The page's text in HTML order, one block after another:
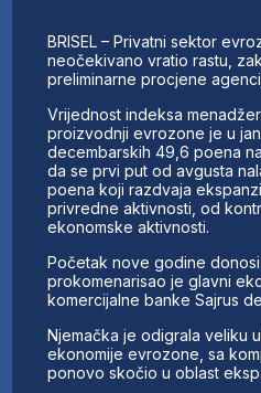
FINANSIJE
IZ STRANIH MEDIJA
AKTIVNOSTI
SWOT INTERVJU
UČLANI SE
KONTAKT
BRISEL – Privatni sektor
neočekivano vratio rastu,
preliminarne procjene
Vrijednost indeksa
proizvodnji evrozone je u
decembarskih 49,6 poena
da se prvi put od avgusta
poena koji razdvaja
privredne aktivnosti, od
ekonomske aktivnosti.
Početak nove godine
prokomenarisao je glavni
komercijalne banke Sajrus
Njemačka je odigrala veliku
ekonomije evrozone, sa
ponovo skočio u oblast